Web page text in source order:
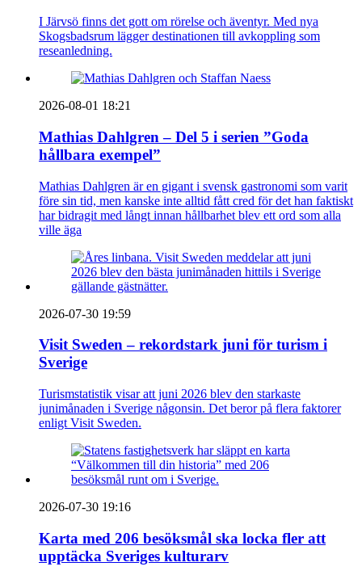
I Järvsö finns det gott om rörelse och äventyr. Med nya
Skogsbadsrum lägger destinationen till avkoppling som
reseanledning.
2026-08-01 18:21
Mathias Dahlgren – Del 5 i serien ”Goda
hållbara exempel”
Mathias Dahlgren är en gigant i svensk gastronomi som varit
före sin tid, men kanske inte alltid fått cred för det han faktiskt
har bidragit med långt innan hållbarhet blev ett ord som alla
ville äga
2026-07-30 19:59
Visit Sweden – rekordstark juni för turism i
Sverige
Turismstatistik visar att juni 2026 blev den starkaste
junimånaden i Sverige någonsin. Det beror på flera faktorer
enligt Visit Sweden.
2026-07-30 19:16
Karta med 206 besöksmål ska locka fler att
upptäcka Sveriges kulturarv